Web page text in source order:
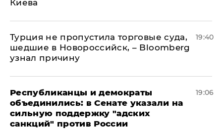
Киева
Турция не пропустила торговые суда,
шедшие в Новороссийск, – Bloomberg
узнал причину
19:40
Республиканцы и демократы
объединились: в Сенате указали на
сильную поддержку "адских
санкций" против России
19:06